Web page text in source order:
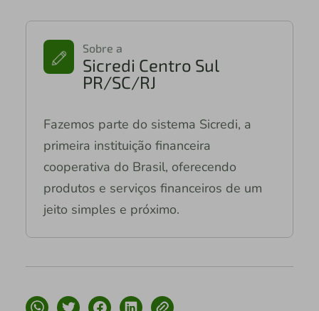
Sobre a
Sicredi Centro Sul
PR/SC/RJ
Fazemos parte do sistema Sicredi, a
primeira instituição financeira
cooperativa do Brasil, oferecendo
produtos e serviços financeiros de um
jeito simples e próximo.